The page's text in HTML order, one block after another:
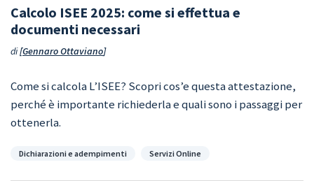
Calcolo ISEE 2025: come si effettua e
documenti necessari
di Gennaro Ottaviano
Come si calcola L’ISEE? Scopri cos’e questa attestazione,
perché è importante richiederla e quali sono i passaggi per
ottenerla.
Categorie
Dichiarazioni e adempimenti Servizi Online